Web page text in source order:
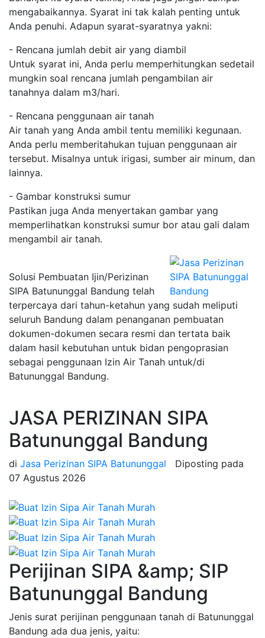
mengabaikannya. Syarat ini tak kalah penting untuk
Anda penuhi. Adapun syarat-syaratnya yakni:
- Rencana jumlah debit air yang diambil
Untuk syarat ini, Anda perlu memperhitungkan sedetail
mungkin soal rencana jumlah pengambilan air
tanahnya dalam m3/hari.
- Rencana penggunaan air tanah
Air tanah yang Anda ambil tentu memiliki kegunaan.
Anda perlu memberitahukan tujuan penggunaan air
tersebut. Misalnya untuk irigasi, sumber air minum, dan
lainnya.
- Gambar konstruksi sumur
Pastikan juga Anda menyertakan gambar yang
memperlihatkan konstruksi sumur bor atau gali dalam
mengambil air tanah.
Solusi Pembuatan Ijin/Perizinan
SIPA Batununggal Bandung telah
terpercaya dari tahun-ketahun yang sudah meliputi
seluruh Bandung dalam penanganan pembuatan
dokumen-dokumen secara resmi dan tertata baik
dalam hasil kebutuhan untuk bidan pengoprasian
sebagai penggunaan Izin Air Tanah untuk/di
Batununggal Bandung.
JASA PERIZINAN SIPA
Batununggal Bandung
di Jasa Perizinan SIPA Batununggal
Diposting pada
07 Agustus 2026
Perijinan SIPA &amp; SIP
Batununggal Bandung
Jenis surat perijinan penggunaan tanah di Batununggal
Bandung ada dua jenis, yaitu: